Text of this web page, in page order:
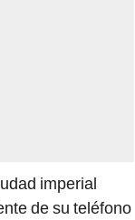
imperial
de su teléfono